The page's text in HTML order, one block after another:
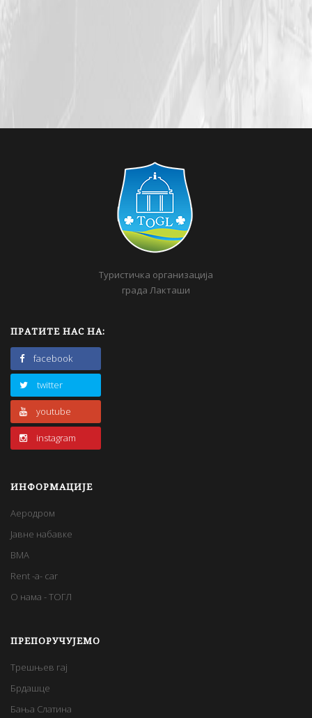
Туристичка организација
града Лакташи
ПРАТИТЕ НАС НА:
facebook
twitter
youtube
instagram
ИНФОРМАЦИЈЕ
Аеродром
Јавне набавке
BMA
Rent -a- car
О нама - ТОГЛ
ПРЕПОРУЧУЈЕМО
Трешњев гај
Брдашце
Бања Слатина